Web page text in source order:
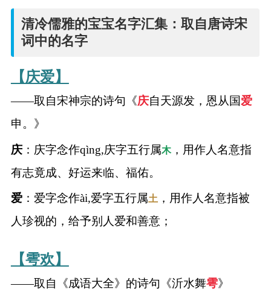
女孩名字
打
分
男孩名字打分
女孩名字打分
清冷儒雅的宝宝名字汇集：取自唐诗宋
词中的名字
【庆爱】
——取自宋神宗的诗句《庆自天源发，恩从国爱
申。》
庆：庆字念作qìng,庆字五行属木，用作人名意指
有志竟成、好运来临、福佑。
爱：爱字念作ài,爱字五行属土，用作人名意指被
人珍视的，给予别人爱和善意；
【雩欢】
——取自《成语大全》的诗句《沂水舞雩》